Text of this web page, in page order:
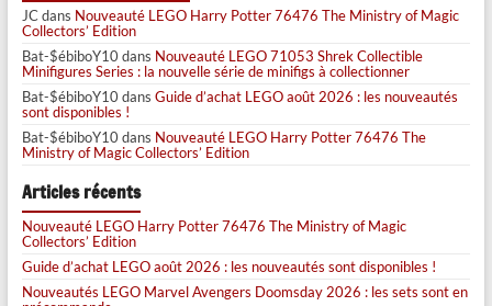
JCdans Nouveauté LEGO Harry Potter 76476 The Ministry of Magic
Collectors’ Edition
Bat-$ébiboY10dans Nouveauté LEGO 71053 Shrek Collectible
Minifigures Series : la nouvelle série de minifigs à collectionner
Bat-$ébiboY10dans Guide d’achat LEGO août 2026 : les nouveautés
sont disponibles !
Bat-$ébiboY10dans Nouveauté LEGO Harry Potter 76476 The
Ministry of Magic Collectors’ Edition
Articles récents
Nouveauté LEGO Harry Potter 76476 The Ministry of Magic
Collectors’ Edition
Guide d’achat LEGO août 2026 : les nouveautés sont disponibles !
Nouveautés LEGO Marvel Avengers Doomsday 2026 : les sets sont en